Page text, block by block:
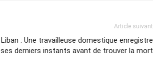
Article suivant
Liban : Une travailleuse domestique enregistre
ses derniers instants avant de trouver la mort